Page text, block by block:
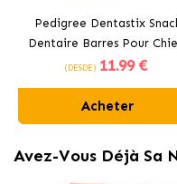
Pedigree Dentastix
Dentaire Barres Pour
Moyens 10-25 kg
(DESDE) 11.99 €
Acheter
Avez-Vous Déjà Sa